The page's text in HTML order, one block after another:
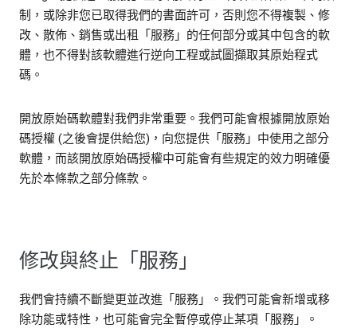
制，或除非您已取得我們的書面許可，否則您不得複製、修
改、散佈、銷售或出租「服務」的任何部分或其中包含的軟
體，也不得對該軟體進行逆向工程或試圖擷取其原始程式
碼。
開放原始碼軟體對我們非常重要。我們可能會根據開放原始
碼授權 (之後會提供給您)，向您提供「服務」中使用之部分
軟體，而該開放原始碼授權中可能會有些規定的效力明確優
先於本條款之部分條款。
修改與終止「服務」
我們會持續不斷變更並改進「服務」。我們可能會新增或移
除功能或特性，也可能會完全暫停或停止某項「服務」。